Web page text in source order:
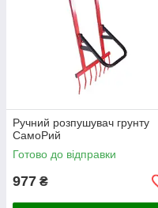
Ручний розпушувач грунту
СамоРий
Готово до відправки
977 ₴